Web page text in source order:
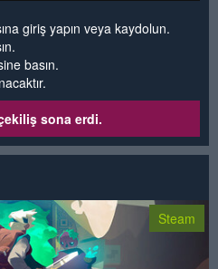
giriş yapın veya kaydolun.
basın.
sona erdi.
Steam